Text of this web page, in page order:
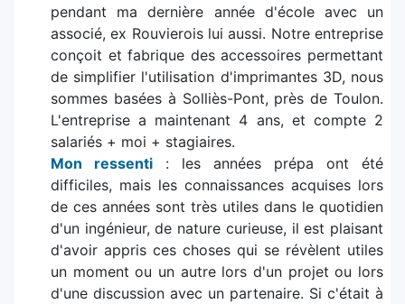
pendant ma dernière année d'école avec un
associé, ex Rouvierois lui aussi. Notre entreprise
conçoit et fabrique des accessoires permettant
de simplifier l'utilisation d'imprimantes 3D, nous
sommes basées à Solliès-Pont, près de Toulon.
L'entreprise a maintenant 4 ans, et compte 2
salariés + moi + stagiaires.
Mon ressenti : les années prépa ont été
difficiles, mais les connaissances acquises lors
de ces années sont très utiles dans le quotidien
d'un ingénieur, de nature curieuse, il est plaisant
d'avoir appris ces choses qui se révèlent utiles
un moment ou un autre lors d'un projet ou lors
d'une discussion avec un partenaire. Si c'était à